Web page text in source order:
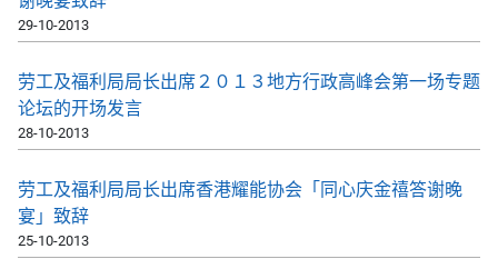
29-10-2013
劳工及福利局局长出席２０１３地方行政高峰会第一场专题
论坛的开场发言
28-10-2013
劳工及福利局局长出席香港耀能协会「同心庆金禧答谢晚
宴」致辞
25-10-2013